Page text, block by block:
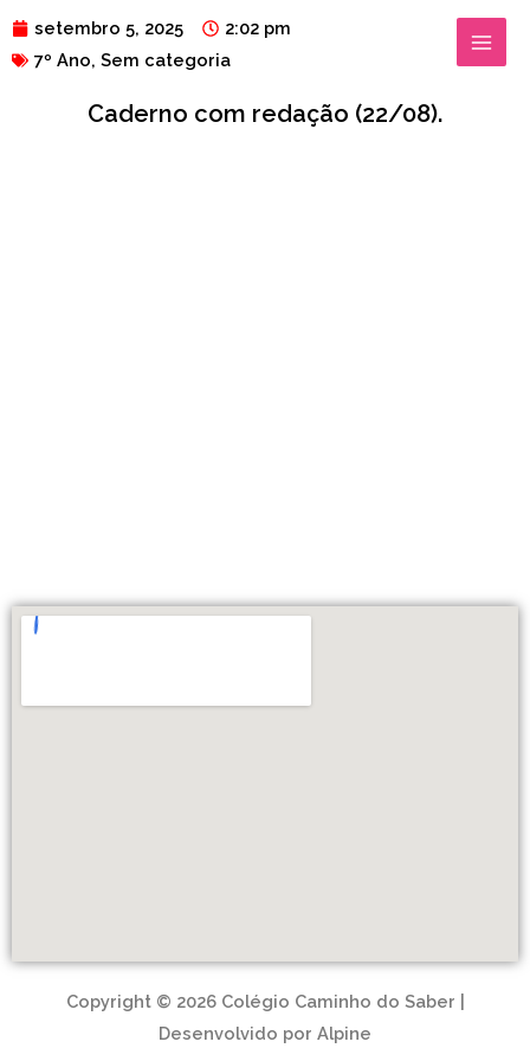
MAIN
MENU
setembro 5, 2025
2:02 pm
7º Ano, Sem categoria
Caderno com redação (22/08).
Copyright © 2026 Colégio Caminho do Saber |
Desenvolvido por Alpine